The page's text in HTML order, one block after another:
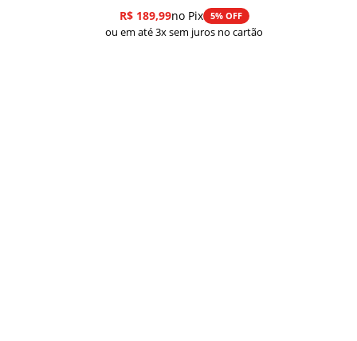
R$189,99no Pix 5% OFF
ou em até 3x sem juros no cartão